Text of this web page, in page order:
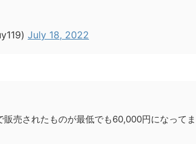
July 18, 2022
販売されたものが最低でも60,000円になってま